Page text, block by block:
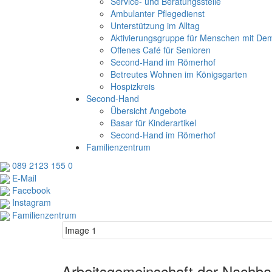
Ambulanter Pflegedienst
Unterstützung im Alltag
Aktivierungsgruppe für Menschen mit
Offenes Café für Senioren
Second-Hand im Römerhof
Betreutes Wohnen im Königsgarten
Hospizkreis
Second-Hand
Übersicht Angebote
Basar für Kinderartikel
Second-Hand im Römerhof
Familienzentrum
089 2123 155 0
E-Mail
Facebook
Instagram
Familienzentrum
Image 1